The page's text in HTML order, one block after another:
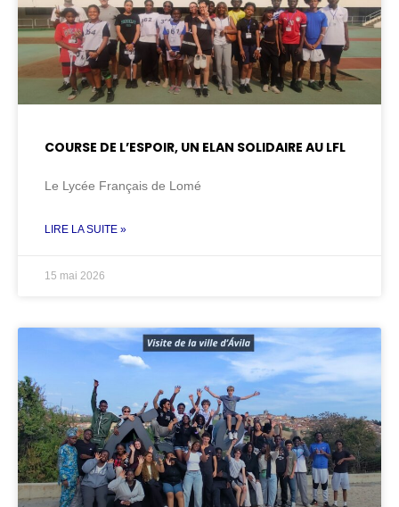
COURSE DE L’ESPOIR, UN ELAN SOLIDAIRE AU LFL
Le Lycée Français de Lomé
LIRE LA SUITE »
15 mai 2026